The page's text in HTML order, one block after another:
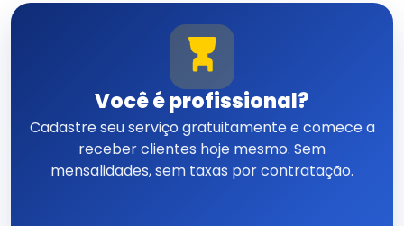
Você é profissional?
Cadastre seu serviço gratuitamente e comece a
receber clientes hoje mesmo. Sem
mensalidades, sem taxas por contratação.